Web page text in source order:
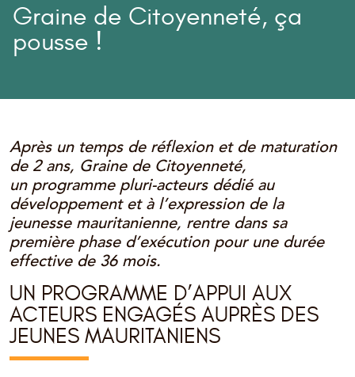
Graine de Citoyenneté, ça
pousse !
Après un temps de réflexion et de maturation
de 2 ans, Graine de Citoyenneté,
un programme pluri-acteurs dédié au
développement et à l’expression de la
jeunesse mauritanienne, rentre dans sa
première phase d’exécution pour une durée
effective de 36 mois.
UN PROGRAMME D’APPUI AUX
ACTEURS ENGAGÉS AUPRÈS DES
JEUNES MAURITANIENS